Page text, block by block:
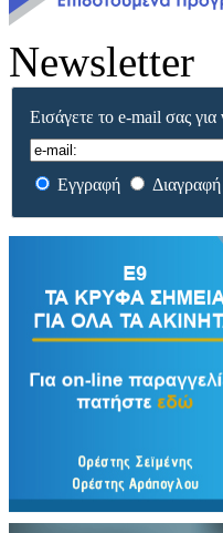
Newsletter
Εισάγετε το e-mail σας για
Εγγραφή Διαγραφή